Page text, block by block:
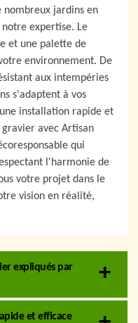
nombreux jardins en
expertise. Le
et une palette de
environnement. De
aux intempéries
s'adaptent à vos
installation rapide et
avec Artisan
qui
l'harmonie de
votre projet dans le
vision en réalité,
expliqués par
et efficace